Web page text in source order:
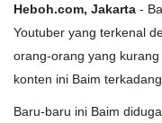
Heboh.com, Jakarta -
Youtuber yang terkenal
orang-orang yang
konten ini Baim
Baru-baru ini Baim